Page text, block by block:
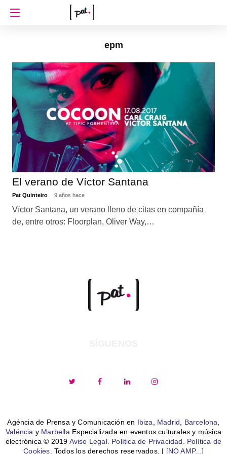
epm
El verano de Víctor Santana
Pat Quinteiro 9 años hace
Víctor Santana, un verano lleno de citas en compañía
de, entre otros: Floorplan, Oliver Way,…
Agéncia de Prensa y Comunicación en Ibiza, Madrid, Barcelona,
Valéncia y MarbellaEspecializada en eventos culturales y música
electrónica © 2019 Aviso Legal. Política de Privacidad. Política de
Cookies. Todos los derechos reservados. | [NO AMP...]